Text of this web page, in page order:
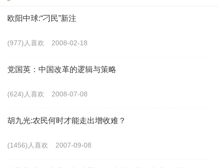
底，全国参加互助组的农户达到4536.4万户，占农户总
数的近40%；到1955年参加互助组的农户达到6038.9万
有制基础上产生和发展起来的，农民以自愿互利为原
则，实行劳动和生产资料之间的互换，不涉及农户土地
组织和劳动形式。互助组是初级农业合作社（简称初级
社）产生的重要基础。
欧阳中球:“刁民”新注
(977)人喜欢 2008-02-18
党国英：中国改革的逻辑与策略
(624)人喜欢 2008-07-08
胡九光:农民何时才能走出增收难？
(1456)人喜欢 2007-09-08